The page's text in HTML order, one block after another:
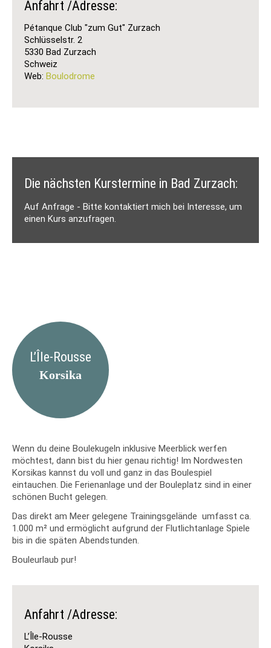
Anfahrt /Adresse:
Pétanque Club "zum Gut" Zurzach
Schlüsselstr. 2
5330 Bad Zurzach
Schweiz
Web: Boulodrome
Die nächsten Kurstermine in Bad Zurzach:
Auf Anfrage - Bitte kontaktiert mich bei Interesse, um
einen Kurs anzufragen.
L’Île-Rousse
Korsika
Wenn du deine Boulekugeln inklusive Meerblick werfen
möchtest, dann bist du hier genau richtig! Im Nordwesten
Korsikas kannst du voll und ganz in das Boulespiel
eintauchen. Die Ferienanlage und der Bouleplatz sind in einer
schönen Bucht gelegen.
Das direkt am Meer gelegene Trainingsgelände umfasst ca.
1.000 m² und ermöglicht aufgrund der Flutlichtanlage Spiele
bis in die späten Abendstunden.
Bouleurlaub pur!
Anfahrt /Adresse:
L’Île-Rousse